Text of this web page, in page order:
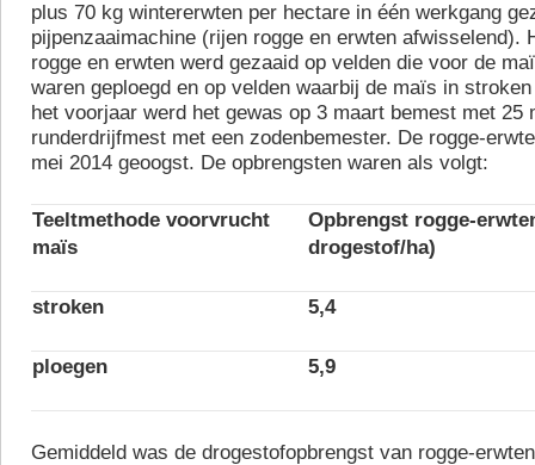
plus 70 kg wintererwten per hectare in één werkgang
pijpenzaaimachine (rijen rogge en erwten afwisselend).
rogge en erwten werd gezaaid op velden die voor de
waren geploegd en op velden waarbij de maïs in
het voorjaar werd het gewas op 3 maart bemest met 25
runderdrijfmest met een zodenbemester. De rogge-
mei 2014 geoogst. De opbrengsten waren als volgt:
Teeltmethode voorvrucht
maïs
Opbrengst rogge-
drogestof/ha)
stroken 5,4
ploegen 5,9
Gemiddeld was de drogestofopbrengst van rogge-